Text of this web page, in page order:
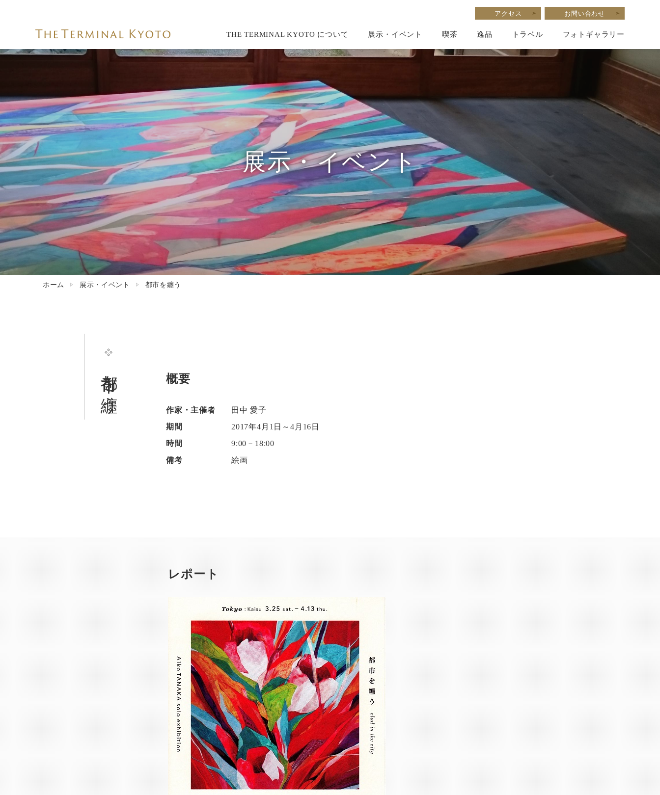
THE TERMINAL KYOTO について 展示・イベント 喫茶 逸品 トラベル フォトギャラリー
アクセス お問い合わせ
展示・イベント
ホーム 展示・イベント 都市を纏う
都市を纏う 概要
作家・主催者
田中 愛子
期間
2017年4月1日～4月16日
時間
9:00－18:00
備考
絵画
レポート